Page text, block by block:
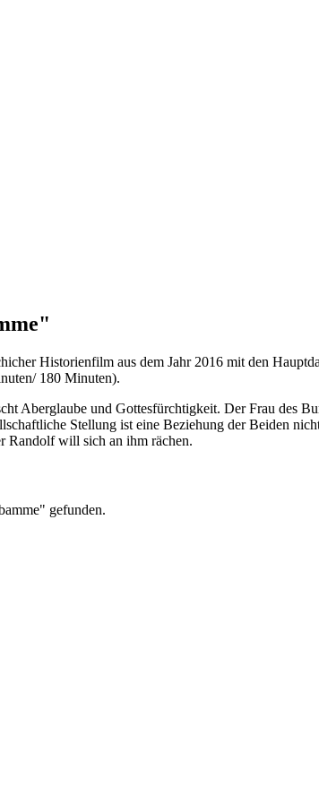
Historienfilm aus dem Jahr 2016 mit den
180 Minuten).
Aberglaube und Gottesfürchtigkeit. Der Frau des
Stellung ist eine Beziehung der Beiden
Randolf will sich an ihm rächen.
gefunden.